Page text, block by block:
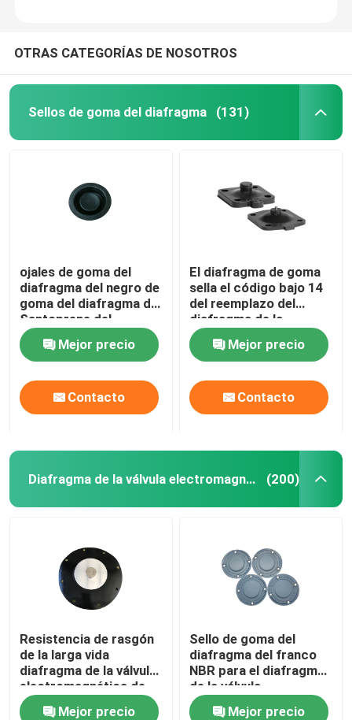
OTRAS CATEGORÍAS DE NOSOTROS
Sellos de goma del diafragma (131)
ojales de goma del
diafragma del negro de
goma del diafragma de
Santoprene del
diafragma de 0.5-inch
01101058 WILDEN
Mejor precio
Contacto
El diafragma de goma
sella el código bajo 14
del reemplazo del
diafragma de la
permeabilidad de gas
EPDM Mejor precio
Contacto
Diafragma de la válvula electromagnética (200)
Resistencia de rasgón
de la larga vida
diafragma de la válvula
electromagnética de
14 pulgadas para el
Mejor precio
Sello de goma del
diafragma del franco
NBR para el diafragma
de la válvula
electromagnética del
Mejor precio